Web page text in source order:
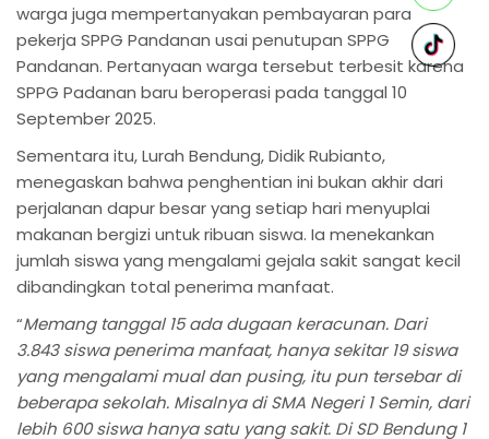
warga juga mempertanyakan pembayaran para
pekerja SPPG Pandanan usai penutupan SPPG
Pandanan. Pertanyaan warga tersebut terbesit karena
SPPG Padanan baru beroperasi pada tanggal 10
September 2025.
Sementara itu, Lurah Bendung, Didik Rubianto,
menegaskan bahwa penghentian ini bukan akhir dari
perjalanan dapur besar yang setiap hari menyuplai
makanan bergizi untuk ribuan siswa. Ia menekankan
jumlah siswa yang mengalami gejala sakit sangat kecil
dibandingkan total penerima manfaat.
“Memang tanggal 15 ada dugaan keracunan. Dari
3.843 siswa penerima manfaat, hanya sekitar 19 siswa
yang mengalami mual dan pusing, itu pun tersebar di
beberapa sekolah. Misalnya di SMA Negeri 1 Semin, dari
lebih 600 siswa hanya satu yang sakit. Di SD Bendung 1